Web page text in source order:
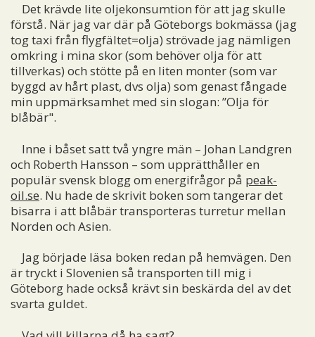
Det krävde lite oljekonsumtion för att jag skulle
förstå. När jag var där på Göteborgs bokmässa (jag
tog taxi från flygfältet=olja) strövade jag nämligen
omkring i mina skor (som behöver olja för att
tillverkas) och stötte på en liten monter (som var
byggd av hårt plast, dvs olja) som genast fångade
min uppmärksamhet med sin slogan: ”Olja för
blåbär".
Inne i båset satt två yngre män – Johan Landgren
och Roberth Hansson – som upprätthåller en
populär svensk blogg om energifrågor på peak-
oil.se. Nu hade de skrivit boken som tangerar det
bisarra i att blåbär transporteras turretur mellan
Norden och Asien.
Jag började läsa boken redan på hemvägen. Den
är tryckt i Slovenien så transporten till mig i
Göteborg hade också krävt sin beskärda del av det
svarta guldet.